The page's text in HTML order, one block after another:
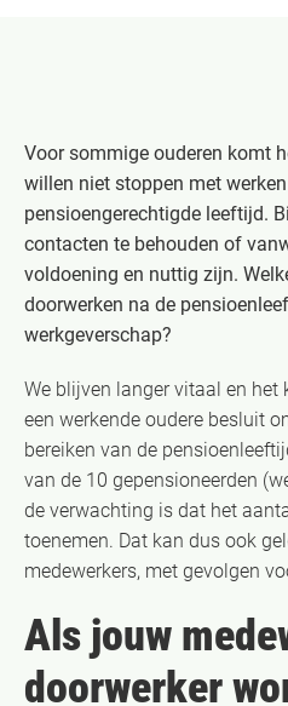
Voor sommige ouderen komt
willen niet stoppen met
pensioengerechtigde leeftijd.
contacten te behouden of
voldoening en nuttig zijn.
doorwerken na de
werkgeverschap?
We blijven langer vitaal en het
een werkende oudere besluit
bereiken van de
van de 10 gepensioneerden
de verwachting is dat het
toenemen. Dat kan dus ook
medewerkers, met gevolgen
Als jouw
doorwerker